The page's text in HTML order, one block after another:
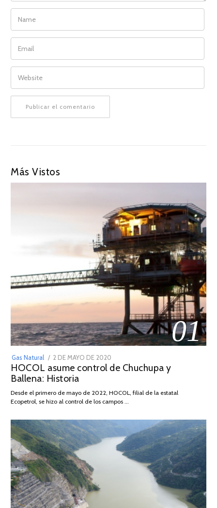
NAME
EMAIL
WEBSITE
Más Vistos
01
Gas Natural
POSTED
ON
2 DE MAYO DE 2020
DE
2026
HOCOL asume control de Chuchupa y
Ballena: Historia
Desde el primero de mayo de 2022, HOCOL, filial de la estatal
Ecopetrol, se hizo al control de los campos …